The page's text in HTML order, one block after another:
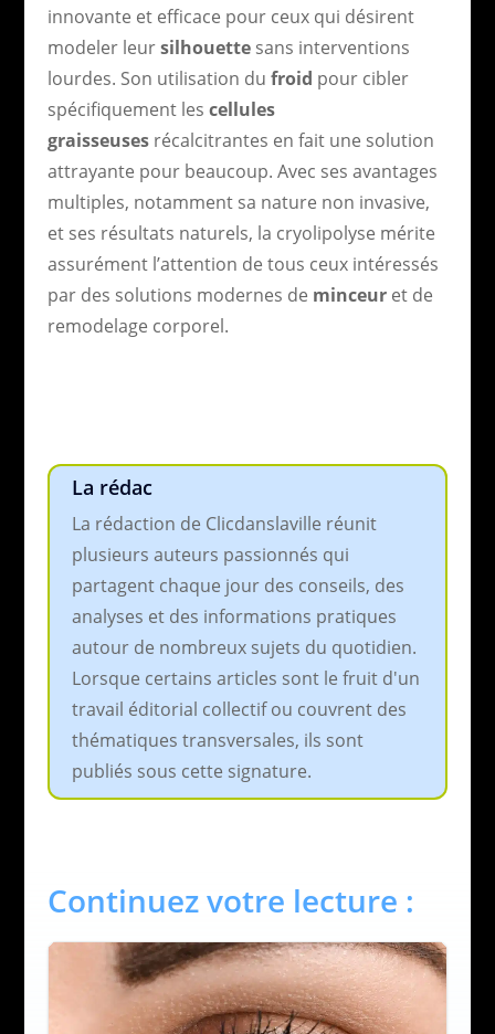
innovante et efficace pour ceux qui désirent
modeler leursilhouettesans interventions
lourdes. Son utilisation du froid pour cibler
spécifiquement les cellules
graisseusesrécalcitrantes en fait une solution
attrayante pour beaucoup. Avec ses avantages
multiples, notamment sa nature non invasive,
et ses résultats naturels, la cryolipolyse mérite
assurément l’attention de tous ceux intéressés
par des solutions modernes de minceuret de
remodelage corporel.
La rédac
La rédaction de Clicdanslaville réunit
plusieurs auteurs passionnés qui
partagent chaque jour des conseils, des
analyses et des informations pratiques
autour de nombreux sujets du quotidien.
Lorsque certains articles sont le fruit d'un
travail éditorial collectif ou couvrent des
thématiques transversales, ils sont
publiés sous cette signature.
Continuez votre lecture :